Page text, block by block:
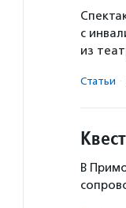
с
из
Статьи ·
В